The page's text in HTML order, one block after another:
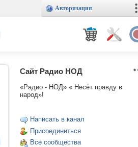
Авторизация
Сайт Радио НОД
«Радио - НОД» « Несёт правду в
народ»!
Написать в канал
Присоединиться
Все сообщества